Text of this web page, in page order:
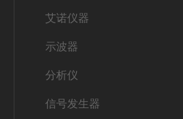
艾诺仪器
示波器
分析仪
信号发生器